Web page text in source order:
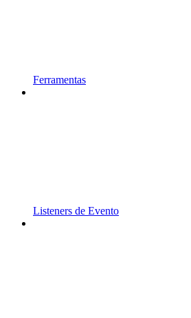
Ferramentas
Listeners de Evento